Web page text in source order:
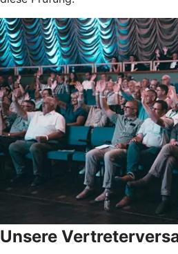
Unsere